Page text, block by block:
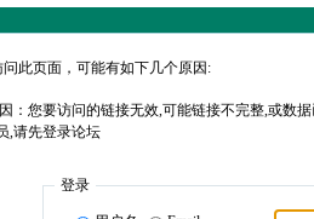
此页面，可能有如下几个原因:
：您要访问的链接无效,可能链接不完整,或数
,请先登录论坛
登录